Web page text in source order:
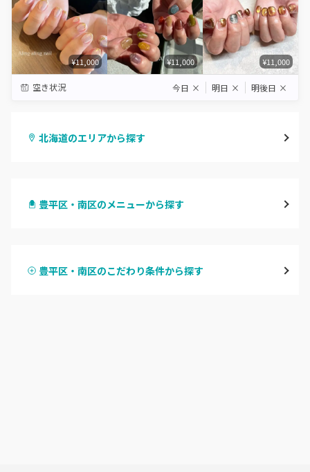
¥11,000 ¥11,000 ¥11,000
空き状況 今日 × 明日 × 明後日 ×
北海道のエリアから探す
北区・東区
豊平区・南区のメニューから探す
ハンドスカルプ
豊平区・南区のこだわり条件から探す